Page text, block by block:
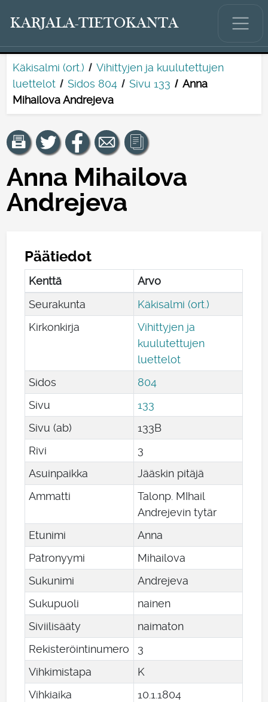
KARJALA-TIETOKANTA
Käkisalmi (ort.)
Vihittyjen ja kuulutettujen
luettelot
Sidos 804 Sivu 133
Anna
Mihailova Andrejeva
Anna Mihailova
Andrejeva
Päätiedot
Kenttä
Arvo
Seurakunta
Käkisalmi (ort.)
Kirkonkirja
Vihittyjen ja
kuulutettujen
luettelot
Sidos
804
Sivu
133
Sivu (ab)
133B
Rivi
3
Asuinpaikka
Jääskin pitäjä
Ammatti
Talonp. MIhail
Andrejevin tytär
Etunimi
Anna
Patronyymi
Mihailova
Sukunimi
Andrejeva
Sukupuoli
nainen
Siviilisääty
naimaton
Rekisteröintinumero
3
Vihkimistapa
K
Vihkiaika
101 1804